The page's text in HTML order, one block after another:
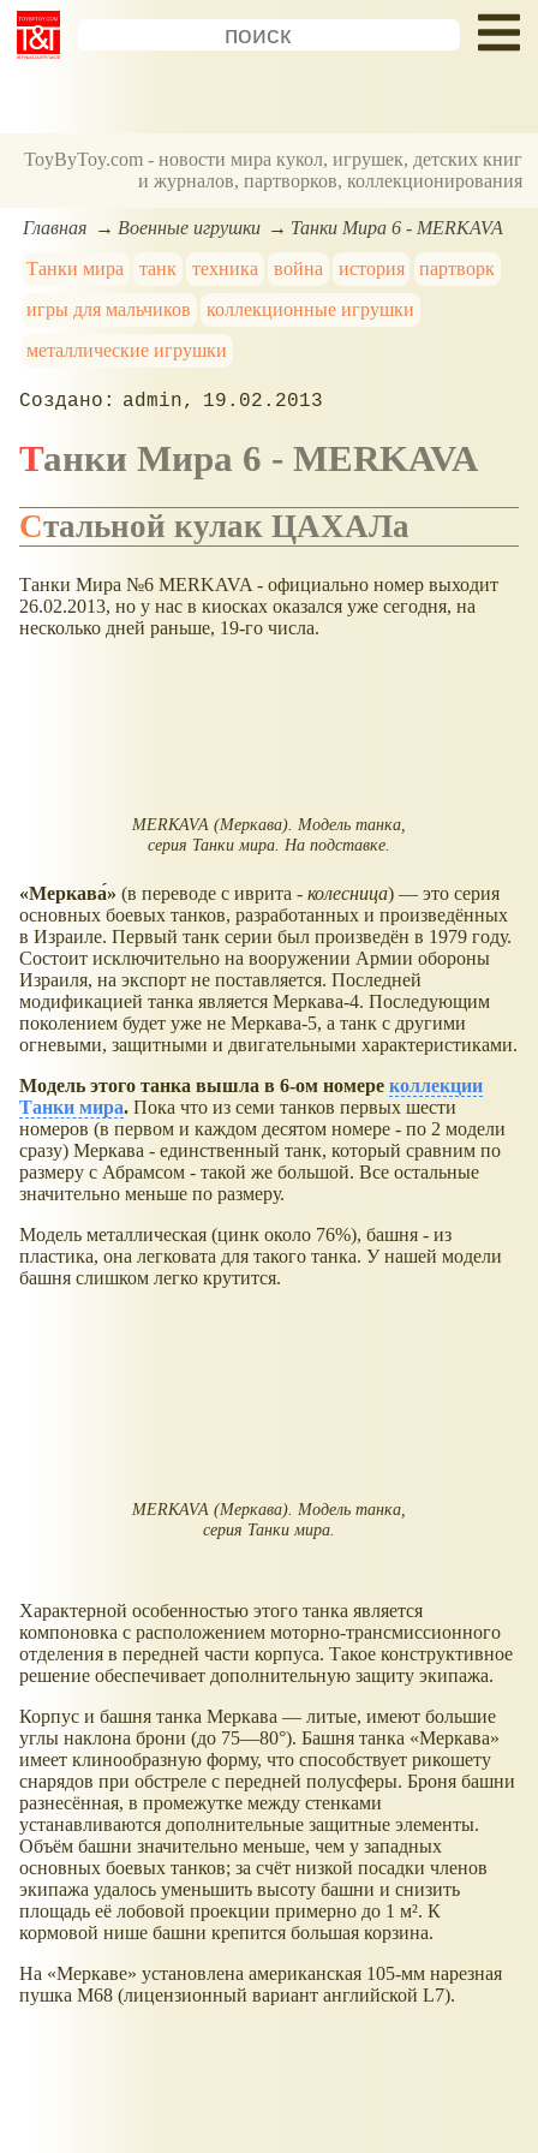
ToyByToy.com - новости мира кукол, игрушек, детских книг
и журналов, партворков, коллекционирования
Главная Военные игрушки
Танки Мира 6 - MERKAVA
Танки мира
танк техника война история
партворк
игры для мальчиков
коллекционные игрушки
металлические игрушки
admin 19.02.2013
Танки Мира 6 - MERKAVA
Стальной кулак ЦАХАЛа
Танки Мира №6 MERKAVA - официально номер выходит
26.02.2013, но у нас в киосках оказался уже сегодня, на
несколько дней раньше, 19-го числа.
MERKAVA (Меркава). Модель танка,
серия Танки мира. На подставке.
Меркава́ (в переводе с иврита - колесница) — это серия
основных боевых танков, разработанных и произведённых
в Израиле. Первый танк серии был произведён в 1979 году.
Состоит исключительно на вооружении Армии обороны
Израиля, на экспорт не поставляется. Последней
модификацией танка является Меркава-4. Последующим
поколением будет уже не Меркава-5, а танк с другими
огневыми, защитными и двигательными характеристиками.
Модель этого танка вышла в 6-ом номере коллекции
Танки мира. Пока что из семи танков первых шести
номеров (в первом и каждом десятом номере - по 2 модели
сразу) Меркава - единственный танк, который сравним по
размеру с Абрамсом - такой же большой. Все остальные
значительно меньше по размеру.
Модель металлическая (цинк около 76%), башня - из
пластика, она легковата для такого танка. У нашей модели
башня слишком легко крутится.
MERKAVA (Меркава). Модель танка,
серия Танки мира.
Характерной особенностью этого танка является
компоновка с расположением моторно-трансмиссионного
отделения в передней части корпуса. Такое конструктивное
решение обеспечивает дополнительную защиту экипажа.
Корпус и башня танка Меркава — литые, имеют большие
углы наклона брони (до 75—80°). Башня танка
Меркава
имеет клинообразную форму, что способствует рикошету
снарядов при обстреле с передней полусферы. Броня башни
разнесённая, в промежутке между стенками
устанавливаются дополнительные защитные элементы.
Объём башни значительно меньше, чем у западных
основных боевых танков; за счёт низкой посадки членов
экипажа удалось уменьшить высоту башни и снизить
площадь её лобовой проекции примерно до 1 м². К
кормовой нише башни крепится большая корзина.
На
Меркаве
установлена американская 105-мм нарезная
пушка M68 (лицензионный вариант английской L7).